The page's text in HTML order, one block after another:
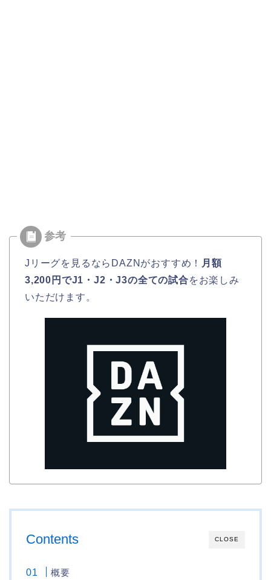
Jリーグを見るならDAZNがおすすめ！
月額
3,200円でJ1・J2・J3の全ての試合をお楽しみ
いただけます。
CLOSE
Contents
概要